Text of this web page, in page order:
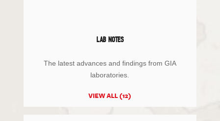
LAB NOTES
The latest advances and findings from GIA
laboratories.
VIEW ALL (12)